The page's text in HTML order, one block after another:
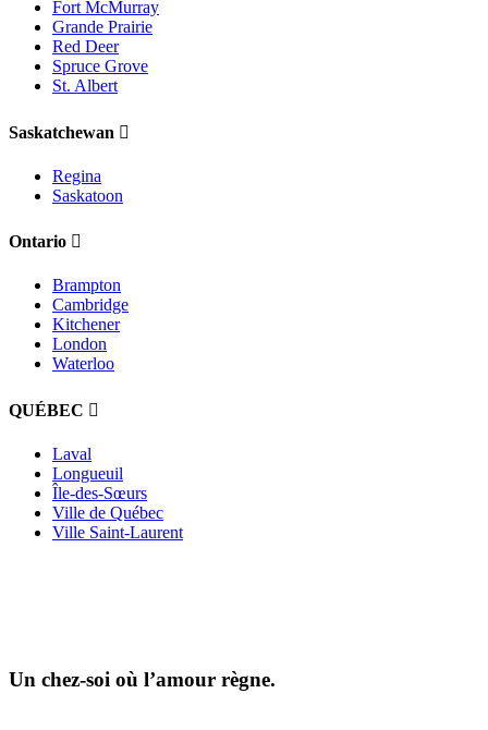
Fort McMurray
Grande Prairie
Red Deer
Spruce Grove
St. Albert
Saskatchewan
Regina
Saskatoon
Ontario
Brampton
Cambridge
Kitchener
London
Waterloo
QUÉBEC
Laval
Longueuil
Île-des-Sœurs
Ville de Québec
Ville Saint-Laurent
Un chez-soi où l’amour règne.